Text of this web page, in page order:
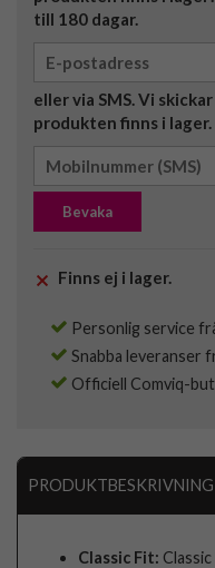
till 180 dagar.
eller via SMS. Vi
produkten finns i lager.
Bevaka
Finns ej i lager.
Personlig service
Snabba leveranser
Officiell Comviq-
PRODUKTBESKRIVNING
Classic Fit: